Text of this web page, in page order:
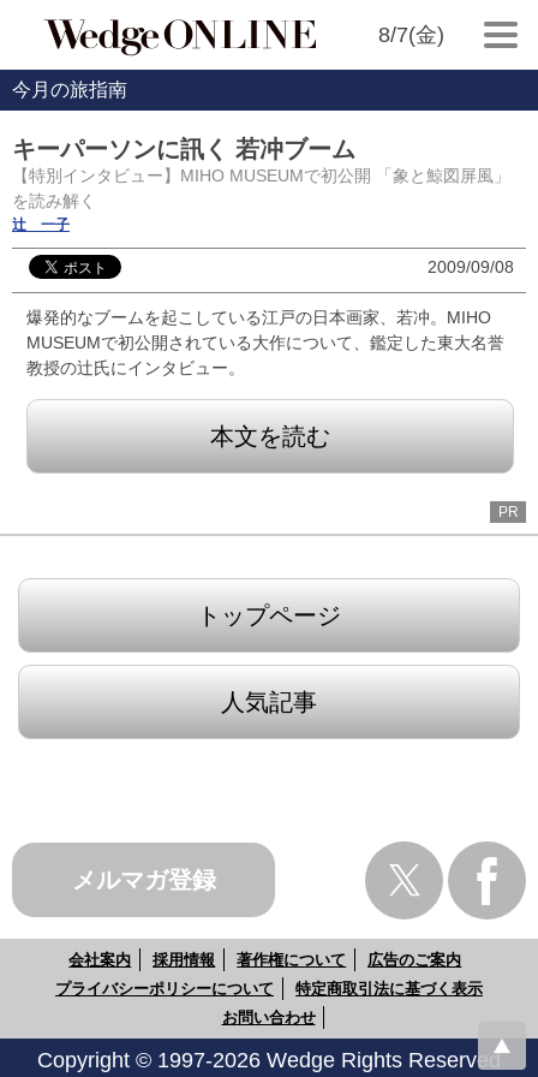
8/7(金)
今月の旅指南
キーパーソンに訊く 若冲ブーム
【特別インタビュー】MIHO MUSEUMで初公開 「象と鯨図屏風」
を読み解く
辻 一子
2009/09/08
爆発的なブームを起こしている江戸の日本画家、若冲。MIHO
MUSEUMで初公開されている大作について、鑑定した東大名誉
教授の辻氏にインタビュー。
本文を読む
PR
トップページ
人気記事
メルマガ登録
会社案内 採用情報 著作権について
広告のご案内
プライバシーポリシーについて
特定商取引法に基づく表示
お問い合わせ
Copyright © 1997-2026 Wedge Rights Reserved